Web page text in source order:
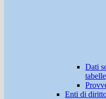
Dati
Enti di